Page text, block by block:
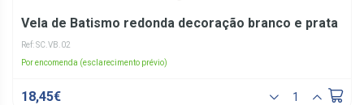
Vela de Batismo redonda decoração branco e prata
Ref: SC.VB.02
Por encomenda (esclarecimento prévio)
18,45€